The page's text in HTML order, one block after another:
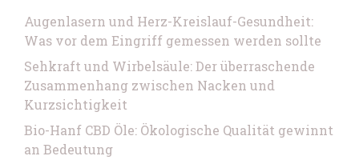
Augenlasern und Herz-Kreislauf-Gesundheit:
Was vor dem Eingriff gemessen werden sollte
Sehkraft und Wirbelsäule: Der überraschende
Zusammenhang zwischen Nacken und
Kurzsichtigkeit
Bio-Hanf CBD Öle: Ökologische Qualität gewinnt
an Bedeutung